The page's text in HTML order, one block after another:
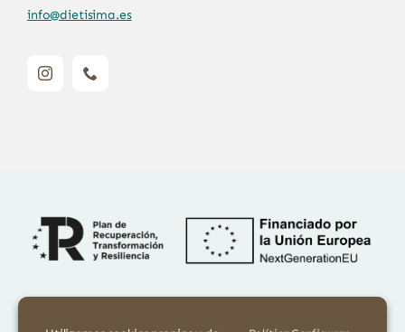
info@dietisima.es
Financiado por la Unión Europea – NextGenerationEU. Sin embargo,